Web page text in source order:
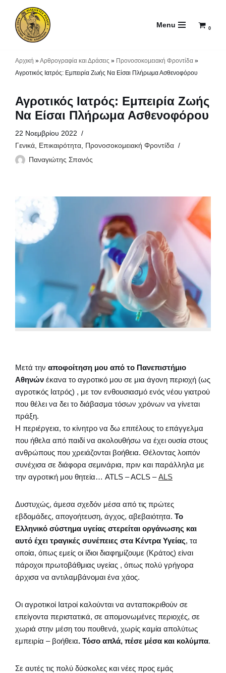
Μεταπηδήστε
Menu 0
Αρχική »Αρθρογραφία και Δράσεις » Προνοσοκομειακή Φροντίδα »
Αγροτικός Ιατρός: Εμπειρία Ζωής Να Είσαι Πλήρωμα Ασθενοφόρου
Αγροτικός Ιατρός: Εμπειρία Ζωής
Να Είσαι Πλήρωμα Ασθενοφόρου
22 Νοεμβρίου 2022
Γενικά, Επικαιρότητα, Προνοσοκομειακή Φροντίδα
Παναγιώτης Σπανός
Μετά την αποφοίτηση μου από το Πανεπιστήμιο
Αθηνών έκανα το αγροτικό μου σε μια άγονη περιοχή (ως
αγροτικός Ιατρός) , με τον ενθουσιασμό ενός νέου γιατρού
που θέλει να δει το διάβασμα τόσων χρόνων να γίνεται
πράξη.
Η περιέργεια, το κίνητρο να δω επιτέλους το επάγγελμα
που ήθελα από παιδί να ακολουθήσω να έχει ουσία στους
ανθρώπους που χρειάζονται βοήθεια. Θέλοντας λοιπόν
συνέχισα σε διάφορα σεμινάρια, πριν και παράλληλα με
την αγροτική μου θητεία… ATLS – ACLS –ALS
Δυστυχώς, άμεσα σχεδόν μέσα από τις πρώτες
εβδομάδες, απογοήτευση, άγχος, αβεβαιότητα. Το
Ελληνικό σύστημα υγείας στερείται οργάνωσης και
αυτό έχει τραγικές συνέπειες στα Κέντρα Υγείας, τα
οποία, όπως εμείς οι ίδιοι διαφημίζουμε (Κράτος) είναι
πάροχοι πρωτοβάθμιας υγείας , όπως πολύ γρήγορα
άρχισα να αντιλαμβάνομαι ένα χάος.
Οι αγροτικοί Ιατροί καλούνται να ανταποκριθούν σε
επείγοντα περιστατικά, σε απομονωμένες περιοχές, σε
χωριά στην μέση του πουθενά, χωρίς καμία απολύτως
εμπειρία – βοήθεια. Τόσο απλά, πέσε μέσα και κολύμπα.
Σε αυτές τις πολύ δύσκολες και νέες προς εμάς